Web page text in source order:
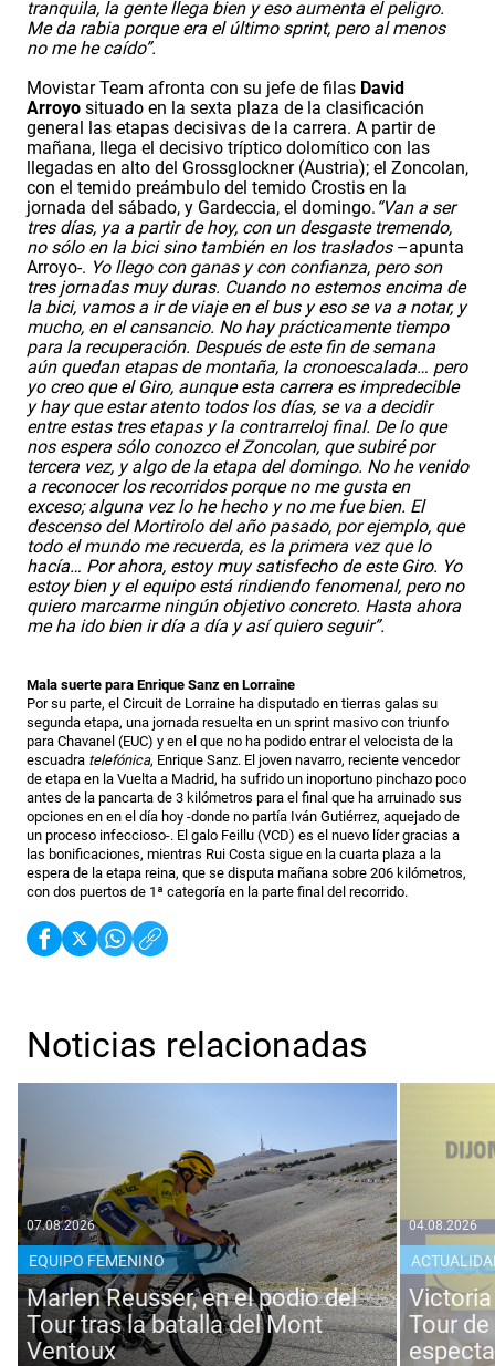
tranquila, la gente llega bien y eso aumenta el peligro.
Me da rabia porque era el último sprint, pero al menos
no me he caído”.
Movistar Team afronta con su jefe de filas David
Arroyo situado en la sexta plaza de la clasificación
general las etapas decisivas de la carrera. A partir de
mañana, llega el decisivo tríptico dolomítico con las
llegadas en alto del Grossglockner (Austria); el Zoncolan,
con el temido preámbulo del temido Crostis en la
jornada del sábado, y Gardeccia, el domingo. “Van a ser
tres días, ya a partir de hoy, con un desgaste tremendo,
no sólo en la bici sino también en los traslados –apunta
Arroyo-. Yo llego con ganas y con confianza, pero son
tres jornadas muy duras. Cuando no estemos encima de
la bici, vamos a ir de viaje en el bus y eso se va a notar, y
mucho, en el cansancio. No hay prácticamente tiempo
para la recuperación. Después de este fin de semana
aún quedan etapas de montaña, la cronoescalada… pero
yo creo que el Giro, aunque esta carrera es impredecible
y hay que estar atento todos los días, se va a decidir
entre estas tres etapas y la contrarreloj final. De lo que
nos espera sólo conozco el Zoncolan, que subiré por
tercera vez, y algo de la etapa del domingo. No he venido
a reconocer los recorridos porque no me gusta en
exceso; alguna vez lo he hecho y no me fue bien. El
descenso del Mortirolo del año pasado, por ejemplo, que
todo el mundo me recuerda, es la primera vez que lo
hacía… Por ahora, estoy muy satisfecho de este Giro. Yo
estoy bien y el equipo está rindiendo fenomenal, pero no
quiero marcarme ningún objetivo concreto. Hasta ahora
me ha ido bien ir día a día y así quiero seguir”.
Mala suerte para Enrique Sanz en Lorraine
Por su parte, el Circuit de Lorraine ha disputado en tierras galas su
segunda etapa, una jornada resuelta en un sprint masivo con triunfo
para Chavanel (EUC) y en el que no ha podido entrar el velocista de la
escuadra telefónica, Enrique Sanz. El joven navarro, reciente vencedor
de etapa en la Vuelta a Madrid, ha sufrido un inoportuno pinchazo poco
antes de la pancarta de 3 kilómetros para el final que ha arruinado sus
opciones en en el día hoy -donde no partía Iván Gutiérrez, aquejado de
un proceso infeccioso-. El galo Feillu (VCD) es el nuevo líder gracias a
las bonificaciones, mientras Rui Costa sigue en la cuarta plaza a la
espera de la etapa reina, que se disputa mañana sobre 206 kilómetros,
con dos puertos de 1ª categoría en la parte final del recorrido.
Noticias relacionadas
07.08.2026
EQUIPO FEMENINO
Marlen Reusser, en el podio del
Tour tras la batalla del Mont
Ventoux
04.08.2026
Victoria
Tour